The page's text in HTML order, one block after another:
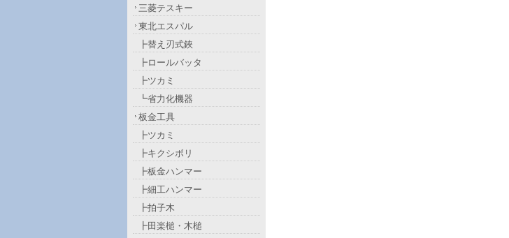
三菱テスキー
東北エスパル
┣替え刃式鋏
┣ロールバッタ
┣ツカミ
┗省力化機器
板金工具
┣ツカミ
┣キクシボリ
┣板金ハンマー
┣細工ハンマー
┣拍子木
┣田楽槌・木槌